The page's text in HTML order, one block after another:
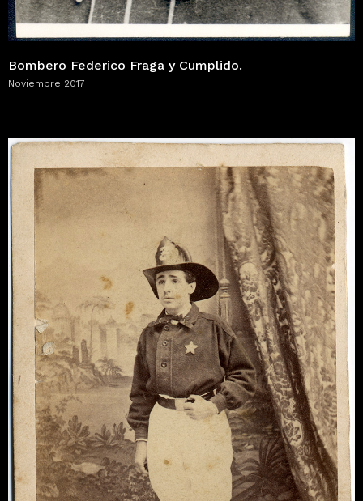
Bombero Federico Fraga y Cumplido.
Noviembre 2017